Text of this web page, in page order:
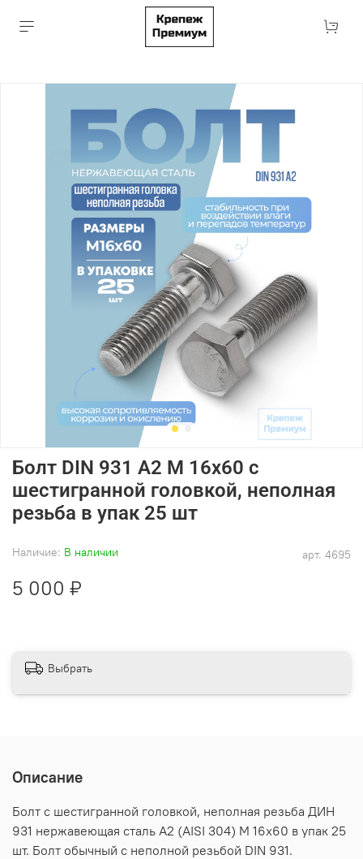
арт. 4695
Наличие: В наличии
Болт DIN 931 А2 M 16х60 с
шестигранной головкой, неполная
резьба в упак 25 шт
5 000 ₽
Выбрать
Описание
Болт с шестигранной головкой, неполная резьба ДИН
931 нержавеющая сталь А2 (AISI 304) M 16х60 в упак 25
шт. Болт обычный с неполной резьбой DIN 931.